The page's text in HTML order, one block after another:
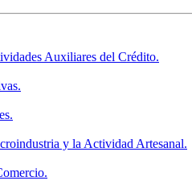
Auxiliares del Crédito.
y la Actividad Artesanal.